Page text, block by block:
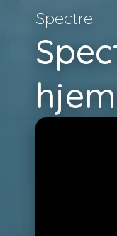
Spectre